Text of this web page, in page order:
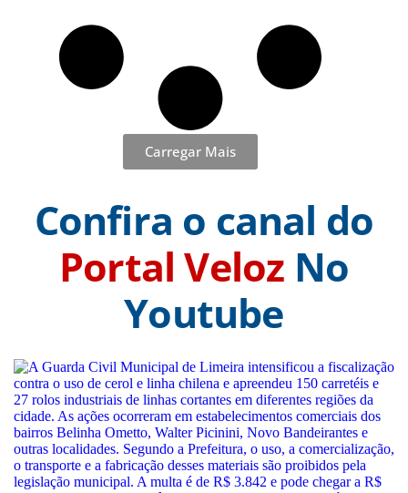
Carregar Mais
Confira o canal do
Portal Veloz No
Youtube